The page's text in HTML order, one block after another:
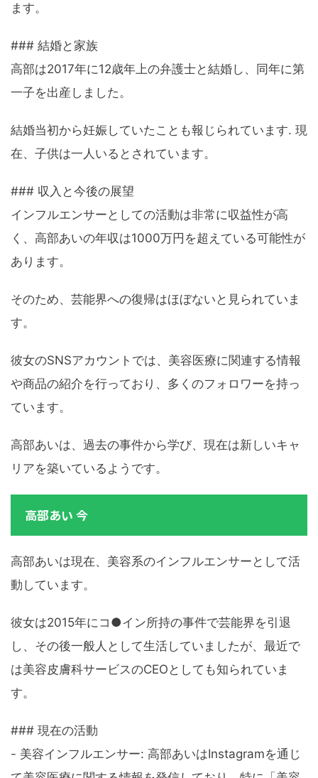
ます。
### 結婚と家族
高部は2017年に12歳年上の弁護士と結婚し、同年に第
一子を出産しました。
結婚当初から妊娠していたことも報じられています. 現
在、子供は一人いるとされています。
### 収入と今後の展望
インフルエンサーとしての活動は非常に収益性が高
く、高部あいの年収は1000万円を超えている可能性が
あります。
そのため、芸能界への復帰はほぼないと見られていま
す。
彼女のSNSアカウントでは、美容医療に関連する情報
や商品の紹介を行っており、多くのフォロワーを持っ
ています。
高部あいは、過去の事件から学び、現在は新しいキャ
リアを築いているようです。
高部あい 今
高部あいは現在、美容系のインフルエンサーとして活
動しています。
彼女は2015年にコ●イン所持の事件で芸能界を引退
し、その後一般人として生活していましたが、最近で
は美容皮膚科サービスのCEOとしても知られていま
す。
### 現在の活動
- 美容インフルエンサー: 高部あいはInstagramを通じ